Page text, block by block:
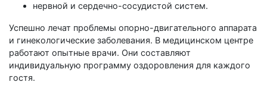
нервной и сердечно-сосудистой систем.
Успешно лечат проблемы опорно-двигательного аппарата
и гинекологические заболевания. В медицинском центре
работают опытные врачи. Они составляют
индивидуальную программу оздоровления для каждого
гостя.